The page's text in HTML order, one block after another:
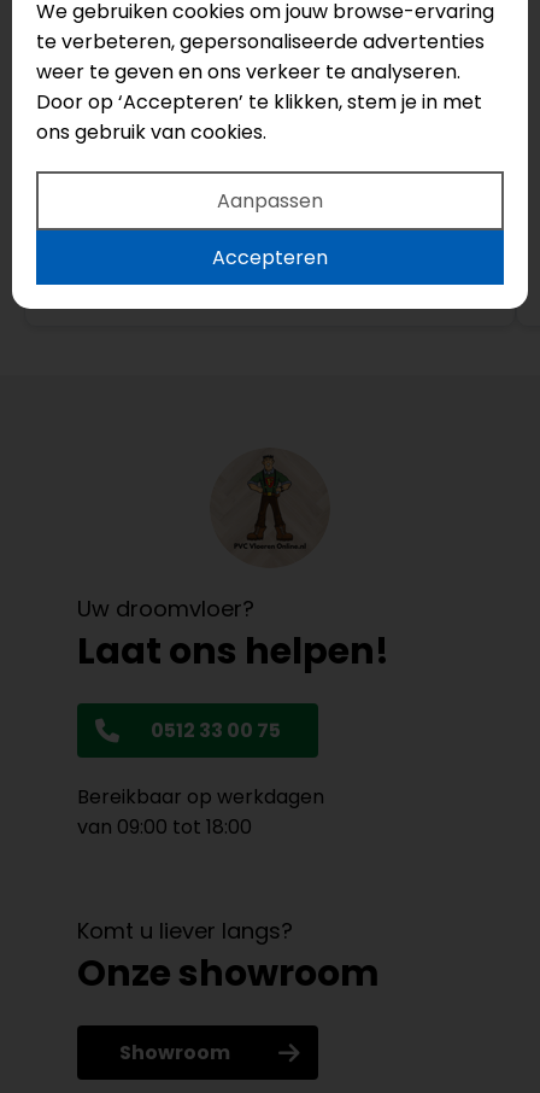
Top bedrijf! Echt een aanrader, vriendelijke
mensen die meedenken en advies geven.
Bekijk op Google
We gebruiken cookies om jouw browse-ervaring
te verbeteren, gepersonaliseerde advertenties
weer te geven en ons verkeer te analyseren.
Door op ‘Accepteren’ te klikken, stem je in met
ons gebruik van cookies.
Aanpassen
Accepteren
Uw droomvloer?
Laat ons helpen!
0512 33 00 75
Bereikbaar op werkdagen
van 09:00 tot 18:00
Komt u liever langs?
Onze showroom
Showroom